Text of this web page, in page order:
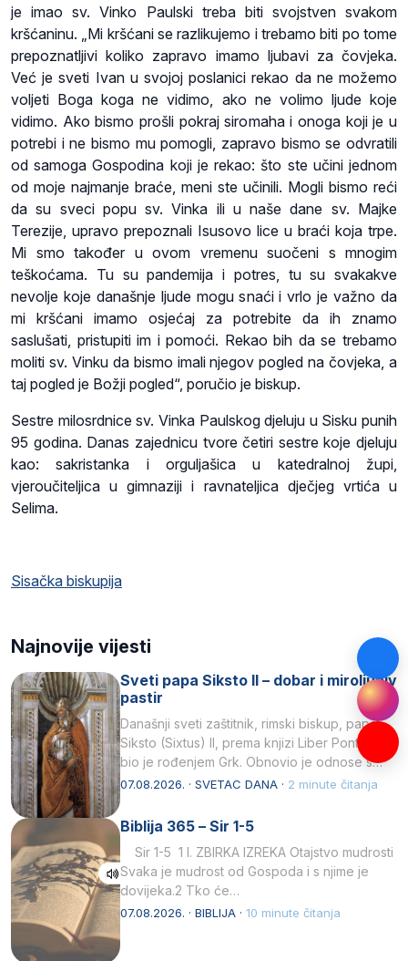
je imao sv. Vinko Paulski treba biti svojstven svakom
kršćaninu. „Mi kršćani se razlikujemo i trebamo biti po tome
prepoznatljivi koliko zapravo imamo ljubavi za čovjeka.
Već je sveti Ivan u svojoj poslanici rekao da ne možemo
voljeti Boga koga ne vidimo, ako ne volimo ljude koje
vidimo. Ako bismo prošli pokraj siromaha i onoga koji je u
potrebi i ne bismo mu pomogli, zapravo bismo se odvratili
od samoga Gospodina koji je rekao: što ste učini jednom
od moje najmanje braće, meni ste učinili. Mogli bismo reći
da su sveci popu sv. Vinka ili u naše dane sv. Majke
Terezije, upravo prepoznali Isusovo lice u braći koja trpe.
Mi smo također u ovom vremenu suočeni s mnogim
teškoćama. Tu su pandemija i potres, tu su svakakve
nevolje koje današnje ljude mogu snaći i vrlo je važno da
mi kršćani imamo osjećaj za potrebite da ih znamo
saslušati, pristupiti im i pomoći. Rekao bih da se trebamo
moliti sv. Vinku da bismo imali njegov pogled na čovjeka, a
taj pogled je Božji pogled“, poručio je biskup.
Sestre milosrdnice sv. Vinka Paulskog djeluju u Sisku punih
95 godina. Danas zajednicu tvore četiri sestre koje djeluju
kao: sakristanka i orguljašica u katedralnoj župi,
vjeroučiteljica u gimnaziji i ravnateljica dječjeg vrtića u
Selima.
Sisačka biskupija
Najnovije vijesti
Sveti papa Siksto II – dobar i miroljubiv
pastir
Današnji sveti zaštitnik, rimski biskup, papa
Siksto (Sixtus) II, prema knjizi Liber Pontificalis
bio je rođenjem Grk. Obnovio je odnose s
afričkim…
07.08.2026. · SVETAC DANA · 2 minute čitanja
Biblija 365 – Sir 1-5
Sir 1-5 1 I. ZBIRKA IZREKA Otajstvo mudrosti
Svaka je mudrost od Gospoda i s njime je
dovijeka.2 Tko će…
07.08.2026. · BIBLIJA · 10 minute čitanja